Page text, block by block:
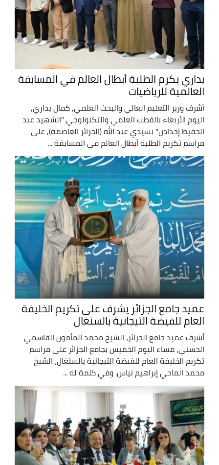
بداري يكرم الطلبة أبطال العالم في المسابقة
العالمية للرياضيات
أشرف وزير التعليم العالي والبحث العلمي, كمال بداري,
اليوم الأربعاء بالقطب العلمي والتكنولوجي "الشهيد عبد
الحفيظ إحدادن" بسيدي عبد الله (الجزائر العاصمة), على
مراسم تكريم الطلبة أبطال العالم في المسابقة ...
عميد جامع الجزائر يشرف على تكريم الخليفة
العام للفيضة التيجانية بالسنغال
أشرف عميد جامع الجزائر، الشيخ محمد المأمون القاسمي
الحسني، مساء اليوم الخميس بجامع الجزائر على مراسم
تكريم الخليفة العام للفيضة التيجانية بالسنغال، الشيخ
محمد الماحي إبراهيم نياس. وفي كلمة له ...